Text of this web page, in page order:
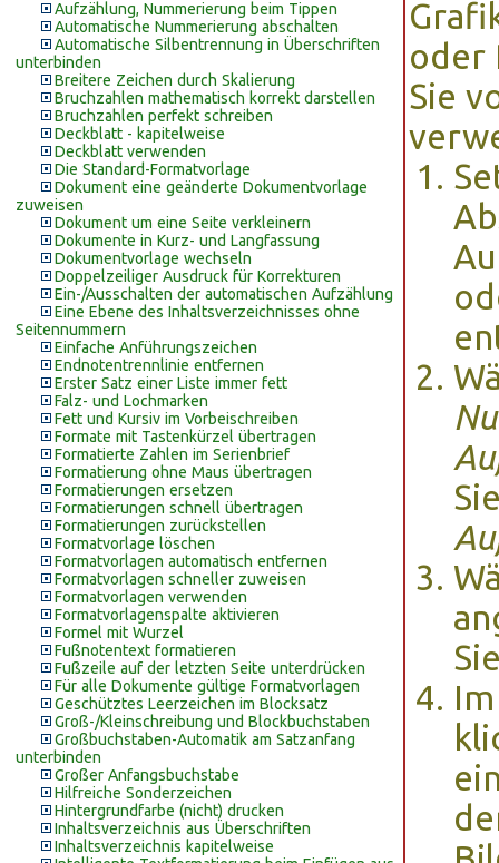
Aufzählung, Nummerierung beim Tippen
Automatische Nummerierung abschalten
Automatische Silbentrennung in Überschriften
unterbinden
Breitere Zeichen durch Skalierung
Bruchzahlen mathematisch korrekt darstellen
Bruchzahlen perfekt schreiben
Deckblatt - kapitelweise
Deckblatt verwenden
Die Standard-Formatvorlage
Dokument eine geänderte Dokumentvorlage
zuweisen
Dokument um eine Seite verkleinern
Dokumente in Kurz- und Langfassung
Dokumentvorlage wechseln
Doppelzeiliger Ausdruck für Korrekturen
Ein-/Ausschalten der automatischen Aufzählung
Eine Ebene des Inhaltsverzeichnisses ohne
Seitennummern
Einfache Anführungszeichen
Endnotentrennlinie entfernen
Erster Satz einer Liste immer fett
Falz- und Lochmarken
Fett und Kursiv im Vorbeischreiben
Formate mit Tastenkürzel übertragen
Formatierte Zahlen im Serienbrief
Formatierung ohne Maus übertragen
Formatierungen ersetzen
Formatierungen schnell übertragen
Formatierungen zurückstellen
Formatvorlage löschen
Formatvorlagen automatisch entfernen
Formatvorlagen schneller zuweisen
Formatvorlagen verwenden
Formatvorlagenspalte aktivieren
Formel mit Wurzel
Fußnotentext formatieren
Fußzeile auf der letzten Seite unterdrücken
Für alle Dokumente gültige Formatvorlagen
Geschütztes Leerzeichen im Blocksatz
Groß-/Kleinschreibung und Blockbuchstaben
Großbuchstaben-Automatik am Satzanfang
unterbinden
Großer Anfangsbuchstabe
Hilfreiche Sonderzeichen
Hintergrundfarbe (nicht) drucken
Inhaltsverzeichnis aus Überschriften
Inhaltsverzeichnis kapitelweise
oder
Sie